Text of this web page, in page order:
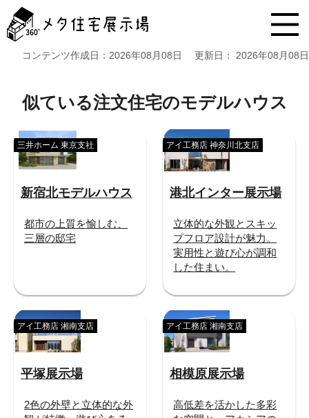
タ
住
コンテンツ作成日： 2026年08月08日 更新日： 2026年08月08日
似ている注文住宅のモデルハウス
新宿北モデルハウス
三井ホーム 東京支社
都市の上質を愉しむ、
三層の邸宅
港北インター展示場
アイ工務店 神奈川北支店
立体的な外観とスキッ
プフロア設計が魅力。
実用性と遊び心が調和
した住まい。
平塚展示場
アイ工務店 湘南支店
2色の外壁と立体的な外
相模原展示場
アイ工務店 湘南支店
高低差を活かした多彩